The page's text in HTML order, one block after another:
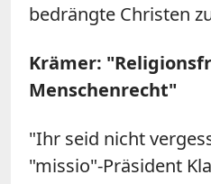
bedrängte Christen
Krämer:
Menschenrecht"
"Ihr seid nicht
"missio"-Präsident